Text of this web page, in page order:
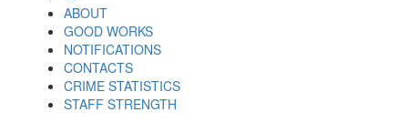
ABOUT
GOOD WORKS
NOTIFICATIONS
CONTACTS
CRIME STATISTICS
STAFF STRENGTH